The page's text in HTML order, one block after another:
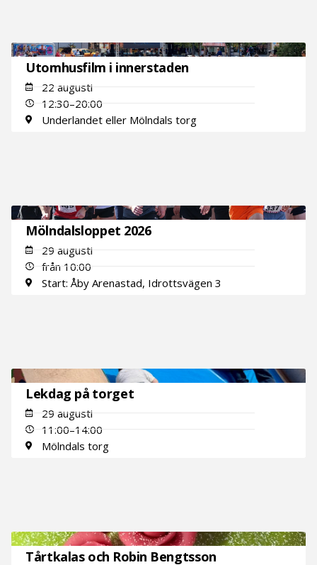
Utomhusfilm i innerstaden
22 augusti
12:30–20:00
Underlandet eller Mölndals torg
Mölndalsloppet 2026
29 augusti
från 10:00
Start: Åby Arenastad, Idrottsvägen 3
Lekdag på torget
29 augusti
11:00–14:00
Mölndals torg
Tårtkalas och Robin Bengtsson